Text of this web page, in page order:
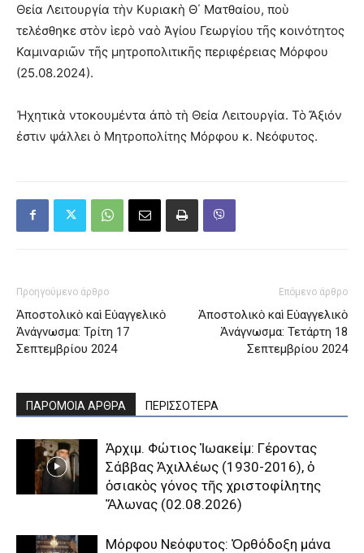
Θεία Λειτουργία τὴν Κυριακὴ Θ΄ Ματθαίου, ποὺ
τελέσθηκε στὸν ἱερὸ ναὸ Ἁγίου Γεωργίου τῆς κοινότητος
Καμιναριῶν τῆς μητροπολιτικῆς περιφέρειας Μόρφου
(25.08.2024).
Ἠχητικὰ ντοκουμέντα ἀπὸ τὴ Θεία Λειτουργία. Τὸ Ἄξιόν
ἐστιν ψάλλει ὁ Μητροπολίτης Μόρφου κ. Νεόφυτος.
Προηγούμενο άρθρο
Ἀποστολικὸ καὶ Εὐαγγελικὸ
Ἀνάγνωσμα: Τρίτη 17
Σεπτεμβρίου 2024
Επόμενο άρθρο
Ἀποστολικὸ καὶ Εὐαγγελικὸ
Ἀνάγνωσμα: Τετάρτη 18
Σεπτεμβρίου 2024
ΠΑΡΟΜΟΙΑ ΑΡΘΡΑ ΠΕΡΙΣΣΟΤΕΡΑ
Ἀρχιμ. Φώτιος Ἰωακείμ: Γέροντας
Σάββας Ἀχιλλέως (1930-2016), ὁ
ὁσιακὸς γόνος τῆς χριστοφίλητης
Ἅλωνας (02.08.2026)
Μόρφου Νεόφυτος: Ὀρθόδοξη μάνα